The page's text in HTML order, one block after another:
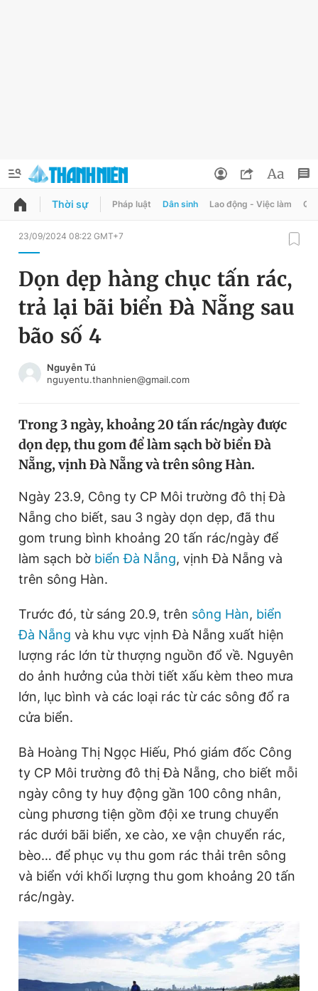
QUẢNG CÁO
Chuyên mục
Chuyên mục khác
Chào ngày mới
Video Magazine
Sản phẩm khác
Tiện ích Bạn cần biết
Thông tin tòa soạn
Đọc Thanh Niên trên điện thoại
Theo dõi báo trên
Hotline
0906 645 777
Liên hệ quảng cáo
0908 780 404
Đặt báo Quảng cáo RSS Tòa soạn Chính sách bảo
Tổng biên tập: Nguyễn Ngọc Toàn
Phó tổng biên tập thường trực: Hải Thành
Phó tổng biên tập: Lâm Hiếu Dũng
Phó tổng biên tập: Trần Việt Hưng
Tổng thư ký tòa soạn: Đức Trung
Giấy phép xuất bản số 110/GP - BTTTT cấp ngày 24.3.2020
© 2003-2026 Bản quyền thuộc về Báo Thanh Niên. Cấm sao
Đổi mật khẩu
Tin đã lưu
Đăng xuất
Thời sự Pháp luật Dân sinh Lao động - Việc làm
23/09/2024 08:22 GMT+7
Dọn dẹp hàng chục tấn rác,
trả lại bãi biển Đà Nẵng sau
bão số 4
Nguyễn Tú
nguyentu.thanhnien@gmail.com
Trong 3 ngày, khoảng 20 tấn rác/ngày được
dọn dẹp, thu gom để làm sạch bờ biển Đà
Nẵng, vịnh Đà Nẵng và trên sông Hàn.
Ngày 23.9, Công ty CP Môi trường đô thị Đà
Nẵng cho biết, sau 3 ngày dọn dẹp, đã thu
gom trung bình khoảng 20 tấn rác/ngày để
làm sạch bờ biển Đà Nẵng, vịnh Đà Nẵng và
trên sông Hàn.
Trước đó, từ sáng 20.9, trên sông Hàn, biển
Đà Nẵng và khu vực vịnh Đà Nẵng xuất hiện
lượng rác lớn từ thượng nguồn đổ về. Nguyên
do ảnh hưởng của thời tiết xấu kèm theo mưa
lớn, lục bình và các loại rác từ các sông đổ ra
cửa biển.
Bà Hoàng Thị Ngọc Hiếu, Phó giám đốc Công
ty CP Môi trường đô thị Đà Nẵng, cho biết mỗi
ngày công ty huy động gần 100 công nhân,
cùng phương tiện gồm đội xe trung chuyển
rác dưới bãi biển, xe cào, xe vận chuyển rác,
bèo… để phục vụ thu gom rác thải trên sông
và biển với khối lượng thu gom khoảng 20 tấn
rác/ngày.